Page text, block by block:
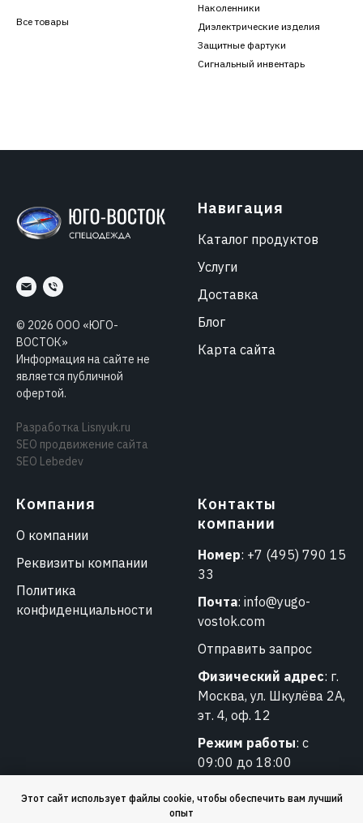
Этот сайт использует файлы cookie, чтобы обеспечить вам лучший
опыт
Все товары
Наколенники
Диэлектрические изделия
Защитные фартуки
Сигнальный инвентарь
© 2026 ООО «ЮГО-
ВОСТОК»
Информация на сайте не
является публичной
офертой.
Разработка Lisnyuk.ru
SEO продвижение сайта
SEO Lebedev
Навигация
Каталог продуктов
Услуги
Доставка
Блог
Карта сайта
Компания
О компании
Реквизиты компании
Политика
конфиденциальности
Контакты
компании
Номер: +7 (495) 790 15
33
Почта: info@yugo-
vostok.com
Отправить запрос
Физический адрес: г.
Москва, ул. Шкулёва 2А,
эт. 4, оф. 12
Режим работы: с
09:00 до 18:00